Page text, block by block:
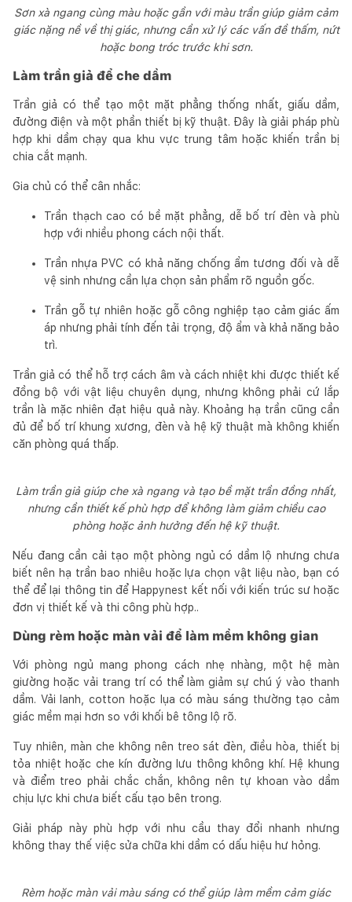
Sơn xà ngang cùng màu hoặc gần với màu trần giúp giảm cảm
giác nặng nề về thị giác, nhưng cần xử lý các vấn đề thấm, nứt
hoặc bong tróc trước khi sơn.
Làm trần giả để che dầm
Trần giả có thể tạo một mặt phẳng thống nhất, giấu dầm,
đường điện và một phần thiết bị kỹ thuật. Đây là giải pháp phù
hợp khi dầm chạy qua khu vực trung tâm hoặc khiến trần bị
chia cắt mạnh.
Gia chủ có thể cân nhắc:
Trần thạch cao có bề mặt phẳng, dễ bố trí đèn và phù
hợp với nhiều phong cách nội thất.
Trần nhựa PVC có khả năng chống ẩm tương đối và dễ
vệ sinh nhưng cần lựa chọn sản phẩm rõ nguồn gốc.
Trần gỗ tự nhiên hoặc gỗ công nghiệp tạo cảm giác ấm
áp nhưng phải tính đến tải trọng, độ ẩm và khả năng bảo
trì.
Trần giả có thể hỗ trợ cách âm và cách nhiệt khi được thiết kế
đồng bộ với vật liệu chuyên dụng, nhưng không phải cứ lắp
trần là mặc nhiên đạt hiệu quả này. Khoảng hạ trần cũng cần
đủ để bố trí khung xương, đèn và hệ kỹ thuật mà không khiến
căn phòng quá thấp.
Làm trần giả giúp che xà ngang và tạo bề mặt trần đồng nhất,
nhưng cần thiết kế phù hợp để không làm giảm chiều cao
phòng hoặc ảnh hưởng đến hệ kỹ thuật.
Nếu đang cần cải tạo một phòng ngủ có dầm lộ nhưng chưa
biết nên hạ trần bao nhiêu hoặc lựa chọn vật liệu nào, bạn có
thể để lại thông tin để Happynest kết nối với kiến trúc sư hoặc
đơn vị thiết kế và thi công phù hợp..
Dùng rèm hoặc màn vải để làm mềm không gian
Với phòng ngủ mang phong cách nhẹ nhàng, một hệ màn
giường hoặc vải trang trí có thể làm giảm sự chú ý vào thanh
dầm. Vải lanh, cotton hoặc lụa có màu sáng thường tạo cảm
giác mềm mại hơn so với khối bê tông lộ rõ.
Tuy nhiên, màn che không nên treo sát đèn, điều hòa, thiết bị
tỏa nhiệt hoặc che kín đường lưu thông không khí. Hệ khung
và điểm treo phải chắc chắn, không nên tự khoan vào dầm
chịu lực khi chưa biết cấu tạo bên trong.
Giải pháp này phù hợp với nhu cầu thay đổi nhanh nhưng
không thay thế việc sửa chữa khi dầm có dấu hiệu hư hỏng.
Rèm hoặc màn vải màu sáng có thể giúp làm mềm cảm giác